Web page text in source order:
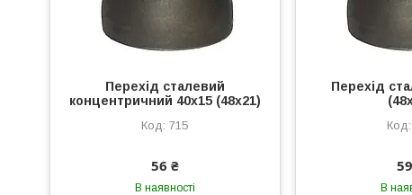
Перехід сталевий
концентричний 40х15 (48х21)
715
56 ₴
В наявності
Перехід
В